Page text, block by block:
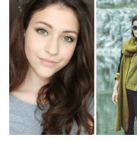
Virály
Sex a vztahy
Videa
Sledujte prima+